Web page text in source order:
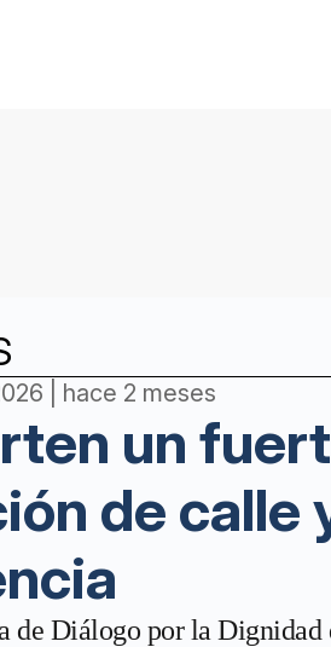
| hace 2 meses
un
de calle
de Diálogo por la Dignidad